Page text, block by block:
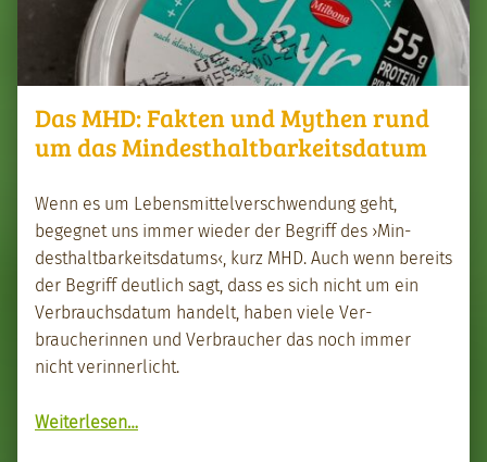
Das MHD: Fakten und Mythen rund
um das Mindesthaltbarkeitsdatum
Wenn es um Lebens­mit­telver­schwen­dung geht,
begeg­net uns immer wieder der Begriff des ›Min­
desthalt­barkeits­da­tums‹, kurz MHD. Auch wenn bere­its
der Begriff deut­lich sagt, dass es sich nicht um ein
Ver­brauchs­da­tum han­delt, haben viele Ver­
braucherin­nen und Ver­brauch­er das noch immer
nicht verin­ner­licht.
Weit­er­lesen“Das MHD: Fak­ten und Mythen rund um das Min­desthalt­barkeits­da­tum”
…